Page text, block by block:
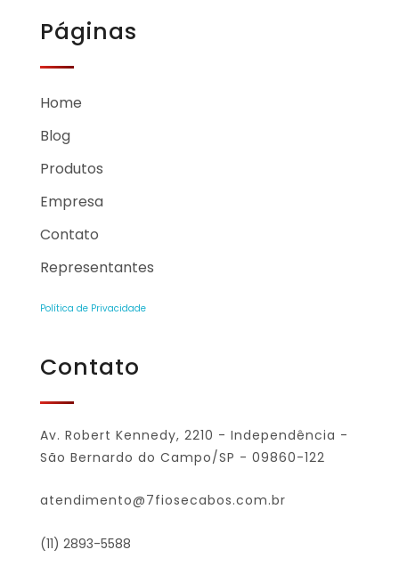
Páginas
Home
Blog
Produtos
Empresa
Contato
Representantes
Política de Privacidade
Contato
Av. Robert Kennedy, 2210 - Independência -
São Bernardo do Campo/SP - 09860-122
atendimento@7fiosecabos.com.br
(11) 2893-5588